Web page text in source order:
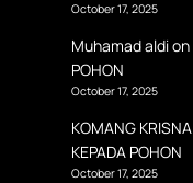
October 17, 2025
Muhamad aldion
POHON
October 17, 2025
KOMANG KRISNA
KEPADA POHON
October 17, 2025